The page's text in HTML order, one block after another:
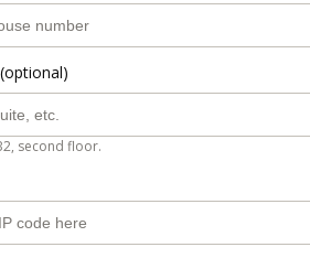
second floor.